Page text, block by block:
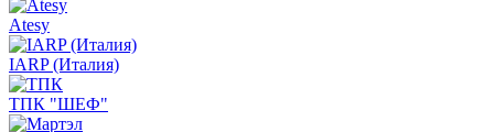
Atesy
IARP (Италия)
ТПК "ШЕФ"